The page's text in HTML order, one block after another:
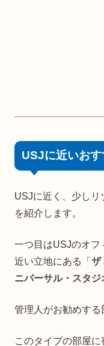
USJに近いお
USJに近く、少し
を紹介します。
一つ目はUSJのオフ
近い立地にある「 ザ
ニバーサル・スタ
管理人がお勧めする
このタイプの部屋